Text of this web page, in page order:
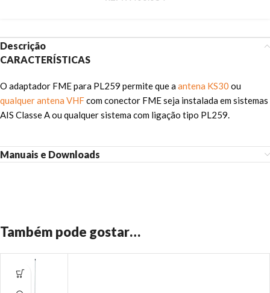
Descrição
CARACTERÍSTICAS
O adaptador FME para PL259 permite que aantena KS30 ou
qualquer antena VHFcom conector FME seja instalada em sistemas
AIS Classe A ou qualquer sistema com ligação tipo PL259.
Manuais e Downloads
Também pode gostar…